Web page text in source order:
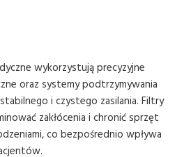
wykorzystują precyzyjne
oraz systemy podtrzymywania
i czystego zasilania. Filtry
zakłócenia i chronić sprzęt
co bezpośrednio wpływa